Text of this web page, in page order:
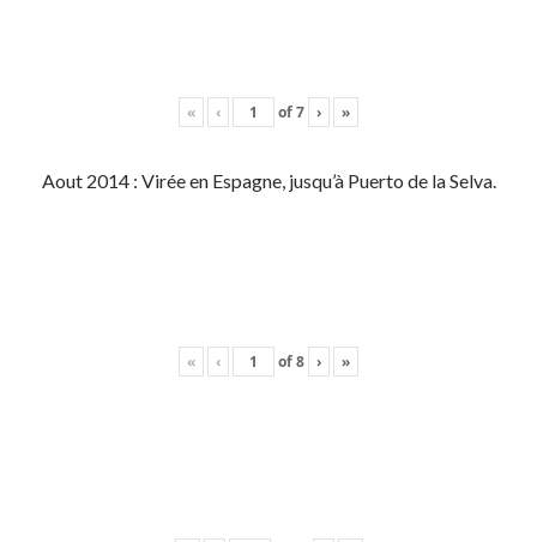
« ‹ of7 › »
Aout 2014 : Virée en Espagne, jusqu’à Puerto de la Selva.
« ‹ of8 › »